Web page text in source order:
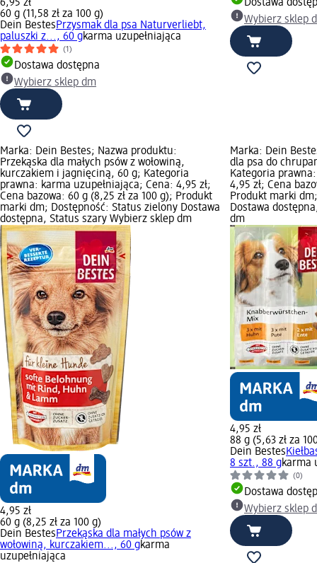
6,95 zł
60 g (11,58 zł za 100 g)
Dein BestesPrzysmak dla psa Naturverliebt,
paluszki z..., 60 gkarma uzupełniająca
(1)
Dostawa dostępna
Wybierz sklep dm
Dostawa
Wybierz sklep
Marka: Dein Bestes; Nazwa produktu:
Przekąska dla małych psów z wołowiną,
kurczakiem i jagnięciną, 60 g; Kategoria
prawna: karma uzupełniająca; Cena: 4,95 zł;
Cena bazowa: 60 g (8,25 zł za 100 g); Produkt
marki dm; Dostępność: Status zielony Dostawa
dostępna, Status szary Wybierz sklep dm
4,95 zł
60 g (8,25 zł za 100 g)
Dein BestesPrzekąska dla małych psów z
wołowiną, kurczakiem..., 60 gkarma
uzupełniająca
Marka: Dein
dla psa do
Kategoria
4,95 zł; Cena
Produkt marki
Dostawa
dm
4,95 zł
88 g (5,63 zł za
Dein Bestes
8 szt., 88 gkarma
(0)
Dostawa
Wybierz sklep